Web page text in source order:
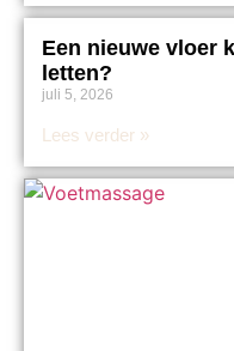
Een nieuwe vloer
letten?
juli 5, 2026
Lees verder »